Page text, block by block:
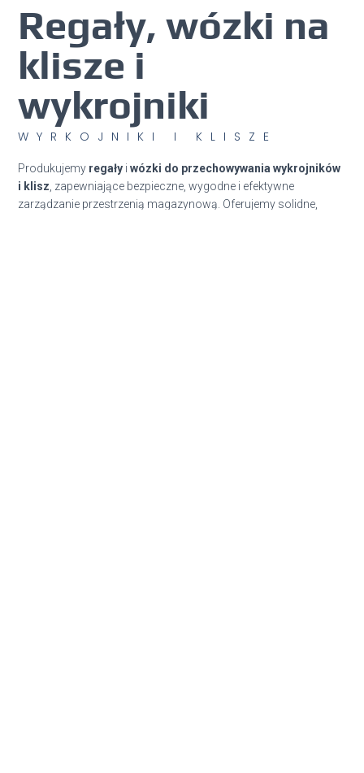
Regały, wózki na
klisze i
wykrojniki
WYRKOJNIKI I KLISZE
Produkujemy regały iwózki do przechowywania wykrojników
i klisz , zapewniające bezpieczne, wygodne i efektywne
zarządzanie przestrzenią magazynową. Oferujemy solidne,